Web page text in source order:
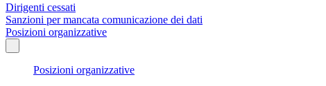
Dirigenti cessati
Sanzioni per mancata comunicazione dei dati
Posizioni organizzative
Posizioni organizzative